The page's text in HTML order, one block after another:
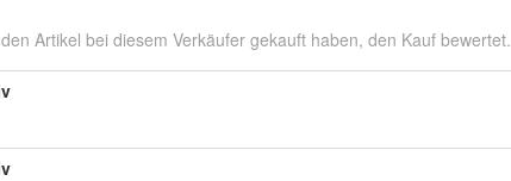
Artikel bei diesem Verkäufer gekauft haben, den Kauf bewertet.